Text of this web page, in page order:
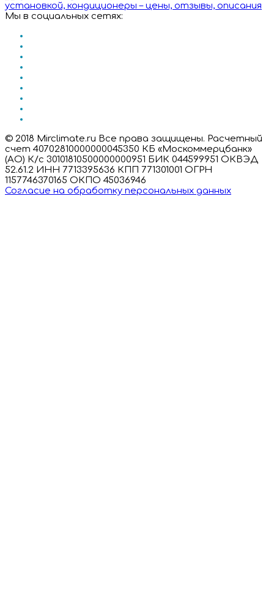
Мы в социальных сетях:
© 2018 Mirclimate.ru Все права защищены. Расчетный
счет 40702810000000045350 КБ «Москоммерцбанк»
(АО) К/с 30101810500000000951 БИК 044599951 ОКВЭД
52.61.2 ИНН 7713395636 КПП 771301001 ОГРН
1157746370165 ОКПО 45036946
Согласие на обработку персональных данных